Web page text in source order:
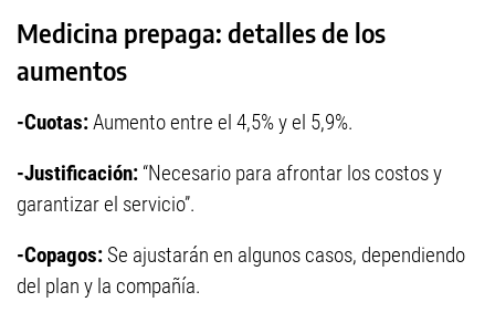
Medicina prepaga: detalles de los
aumentos
-Cuotas:Aumento entre el 4,5% y el 5,9%.
-Justificación: “Necesario para afrontar los costos y
garantizar el servicio”.
-Copagos: Se ajustarán en algunos casos, dependiendo
del plan y la compañía.